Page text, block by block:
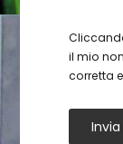
il mio
corretta